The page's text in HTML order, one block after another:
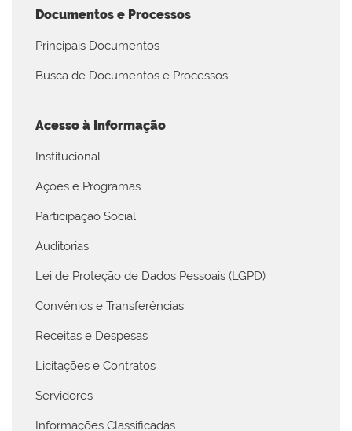
Documentos e Processos
Principais Documentos
Busca de Documentos e Processos
Acesso à Informação
Institucional
Ações e Programas
Participação Social
Auditorias
Lei de Proteção de Dados Pessoais (LGPD)
Convênios e Transferências
Receitas e Despesas
Licitações e Contratos
Servidores
Informações Classificadas